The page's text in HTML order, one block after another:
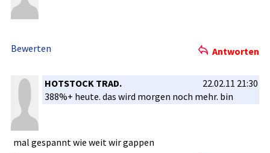
Bewerten Antworten
HOTSTOCK TRAD.
22.02.11 21:30
388%+ heute. das wird morgen noch mehr. bin
mal gespannt wie weit wir gappen